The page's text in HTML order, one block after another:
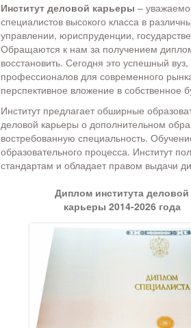
Институт деловой карьеры –
специалистов высокого класса в
управлении, юриспруденции,
Обращаются к нам за получением
восстановить. Сегодня это успешный
профессионалов для современного
перспективное вложение в
Институт предлагает обширные
деловой карьеры о дополнительном
востребованную специальность.
образовательного процесса. Институт
стандартам и обладает правом выдачи
Диплом института деловой
карьеры 2014-2026 года